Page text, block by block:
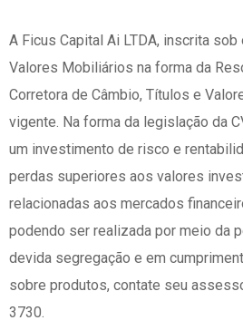
A Ficus Capital Ai LTDA, inscrita
Valores Mobiliários na forma da
Corretora de Câmbio, Títulos e
vigente. Na forma da legislação da
um investimento de risco e
perdas superiores aos valores
relacionadas aos mercados
podendo ser realizada por meio da
devida segregação e em
sobre produtos, contate seu
3730.